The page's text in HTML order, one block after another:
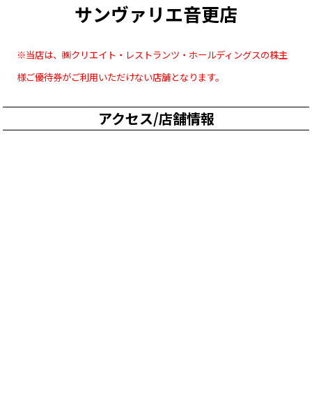
サンヴァリエ音更店
※当店は、㈱クリエイト・レストランツ・ホールディングスの株主
様ご優待券がご利用いただけない店舗となります。
アクセス/店舗情報